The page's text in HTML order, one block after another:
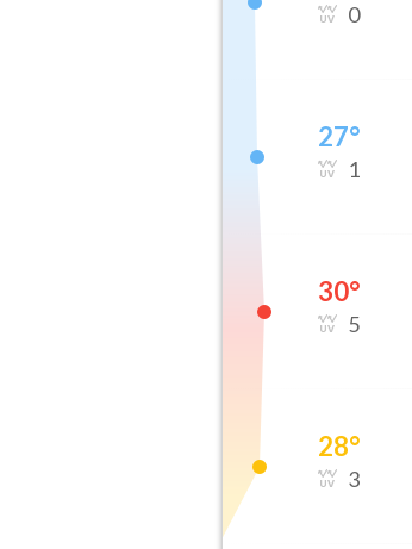
0
27°
1
30°
5
28°
3